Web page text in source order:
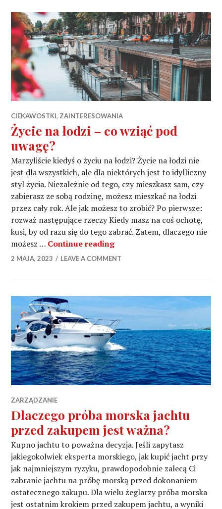
CIEKAWOSTKI, ZAINTERESOWANIA
Życie na łodzi – co wziąć pod
uwagę?
Marzyliście kiedyś o życiu na łodzi? Życie na łodzi nie
jest dla wszystkich, ale dla niektórych jest to idylliczny
styl życia. Niezależnie od tego, czy mieszkasz sam, czy
zabierasz ze sobą rodzinę, możesz mieszkać na łodzi
przez cały rok. Ale jak możesz to zrobić? Po pierwsze:
rozważ następujące rzeczy Kiedy masz na coś ochotę,
kusi, by od razu się do tego zabrać. Zatem, dlaczego nie
możesz … Continue readingŻycie na łodzi – co wziąć
2 MAJA, 2023 LEAVE A COMMENT
ZARZĄDZANIE
Dlaczego próba morska jachtu
przed zakupem jest ważna?
Kupno jachtu to poważna decyzja. Jeśli zapytasz
jakiegokolwiek eksperta morskiego, jak kupić jacht przy
jak najmniejszym ryzyku, prawdopodobnie zalecą Ci
zabranie jachtu na próbę morską przed dokonaniem
ostatecznego zakupu. Dla wielu żeglarzy próba morska
jest ostatnim krokiem przed zakupem jachtu, a wyniki